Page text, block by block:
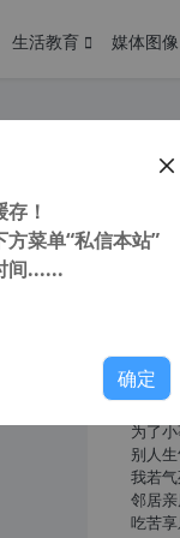
生活教育 媒体图像
本
国
您在本
人生就
相扶
为了
别人
我若气
邻居亲
吃苦享
！
菜单“私信本站”
间......
确定